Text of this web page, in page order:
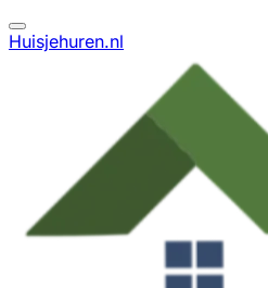
Huisjehuren.nl